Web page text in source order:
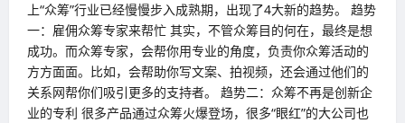
上“众筹”行业已经慢慢步入成熟期，出现了4大新的趋势。 趋势
一：雇佣众筹专家来帮忙 其实，不管众筹目的何在，最终是想
成功。而众筹专家，会帮你用专业的角度，负责你众筹活动的
方方面面。比如，会帮助你写文案、拍视频，还会通过他们的
关系网帮你们吸引更多的支持者。 趋势二：众筹不再是创新企
业的专利 很多产品通过众筹火爆登场，很多“眼红”的大公司也